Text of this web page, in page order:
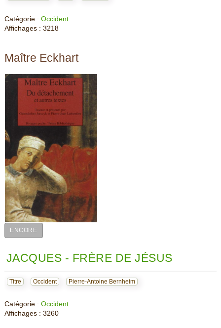
Catégorie : Occident
Affichages : 3218
Maître Eckhart
ENCORE
JACQUES - FRÈRE DE JÉSUS
Titre Occident Pierre-Antoine Bernheim
Catégorie : Occident
Affichages : 3260